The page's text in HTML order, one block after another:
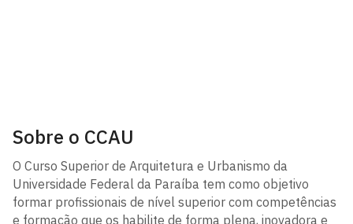
Sobre o CCAU
O Curso Superior de Arquitetura e Urbanismo da
Universidade Federal da Paraíba tem como objetivo
formar profissionais de nível superior com competências
e formação que os habilite de forma plena, inovadora e